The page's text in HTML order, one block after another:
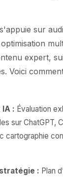
sur
expert,
Voici
: Évaluation
sur ChatGPT,
cartographie
: Plan